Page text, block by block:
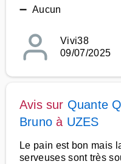
➖ Aucun
Vivi38
09/07/2025
Avis sur Quante
Bruno à UZES
Le pain est bon mais
serveuses sont très